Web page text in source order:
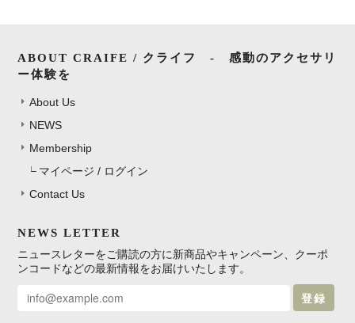
ABOUT CRAIFE / クライフ - 感動のアクセサリ
ー体験を
About Us
NEWS
Membership
マイページ / ログイン
Contact Us
NEWS LETTER
ニュースレターをご購読の方に新商品やキャンペーン、クーポ
ンコードなどの最新情報をお届けいたします。
登録